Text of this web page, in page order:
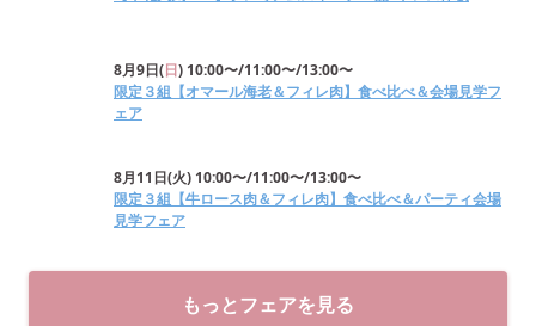
8月9日(日) 10:00〜/11:00〜/13:00〜
限定３組【オマール海老＆フィレ肉】食べ比べ＆会場見学フ
ェア
8月11日(火) 10:00〜/11:00〜/13:00〜
限定３組【牛ロース肉＆フィレ肉】食べ比べ＆パーティ会場
見学フェア
もっとフェアを見る